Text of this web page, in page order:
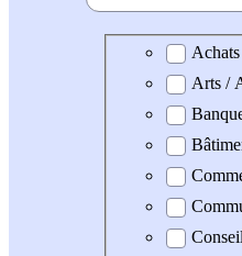
Domaine
Arts /